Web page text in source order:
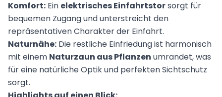
Komfort: Ein elektrisches Einfahrtstorsorgt für
bequemen Zugang und unterstreicht den
repräsentativen Charakter der Einfahrt.
Naturnähe: Die restliche Einfriedung ist harmonisch
mit einem Naturzaun aus Pflanzen umrandet, was
für eine natürliche Optik und perfekten Sichtschutz
sorgt.